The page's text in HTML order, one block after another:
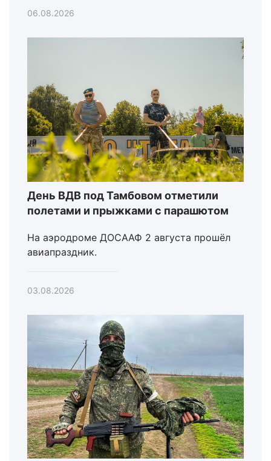
06.08.2026
День ВДВ под Тамбовом отметили
полетами и прыжками с парашютом
На аэродроме ДОСААФ 2 августа прошёл
авиапраздник.
03.08.2026